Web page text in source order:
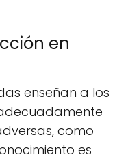
en
enseñan a los
como
es